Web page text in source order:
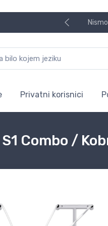
Privatni korisnici
Combo /